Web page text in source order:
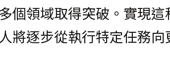
個領域取得突破。實現
將逐步從執行特定任務